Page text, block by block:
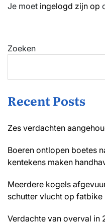
Je moet ingelogd zijn op
Zoeken
Recent Posts
Zes verdachten
Boeren ontlopen boetes
kentekens maken
Meerdere kogels
schutter vlucht op fatbike
Verdachte van overval in